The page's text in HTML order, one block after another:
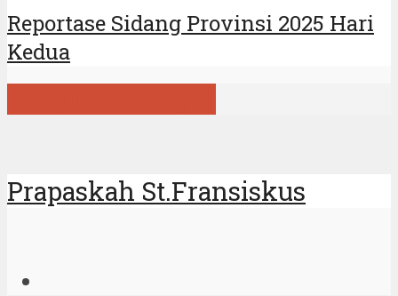
Reportase Sidang Provinsi 2025 Hari
Kedua
Prapaskah St.Fransiskus